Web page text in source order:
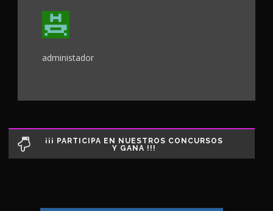
administador
¡¡¡ PARTICIPA EN NUESTROS CONCURSOS
Y GANA !!!